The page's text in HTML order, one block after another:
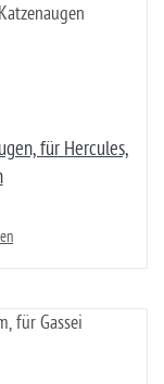
für Hercules,